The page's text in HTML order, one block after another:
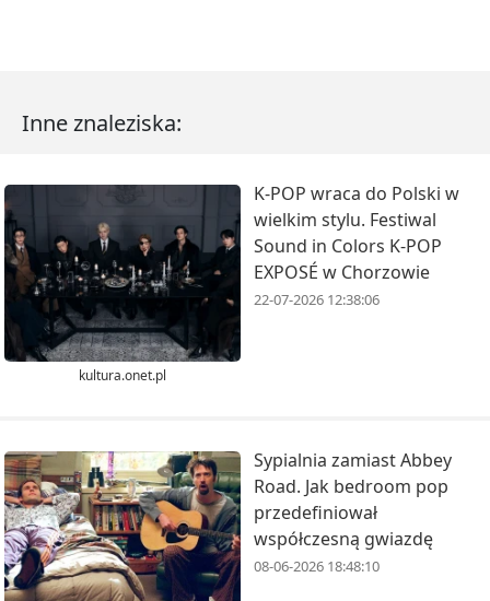
Inne znaleziska:
kultura.onet.pl
K-POP wraca do Polski w
wielkim stylu. Festiwal
Sound in Colors K-POP
EXPOSÉ w Chorzowie
22-07-2026 12:38:06
Sypialnia zamiast Abbey
Road. Jak bedroom pop
przedefiniował
współczesną gwiazdę
08-06-2026 18:48:10